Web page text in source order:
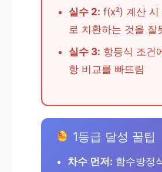
실수 2: f(x²) 계산 시
로 치환하는 것을 잘
실수 3: 항등식 조건
항 비교를 빠뜨림
1등급 달성 꿀팁
차수 먼저: 함수방정